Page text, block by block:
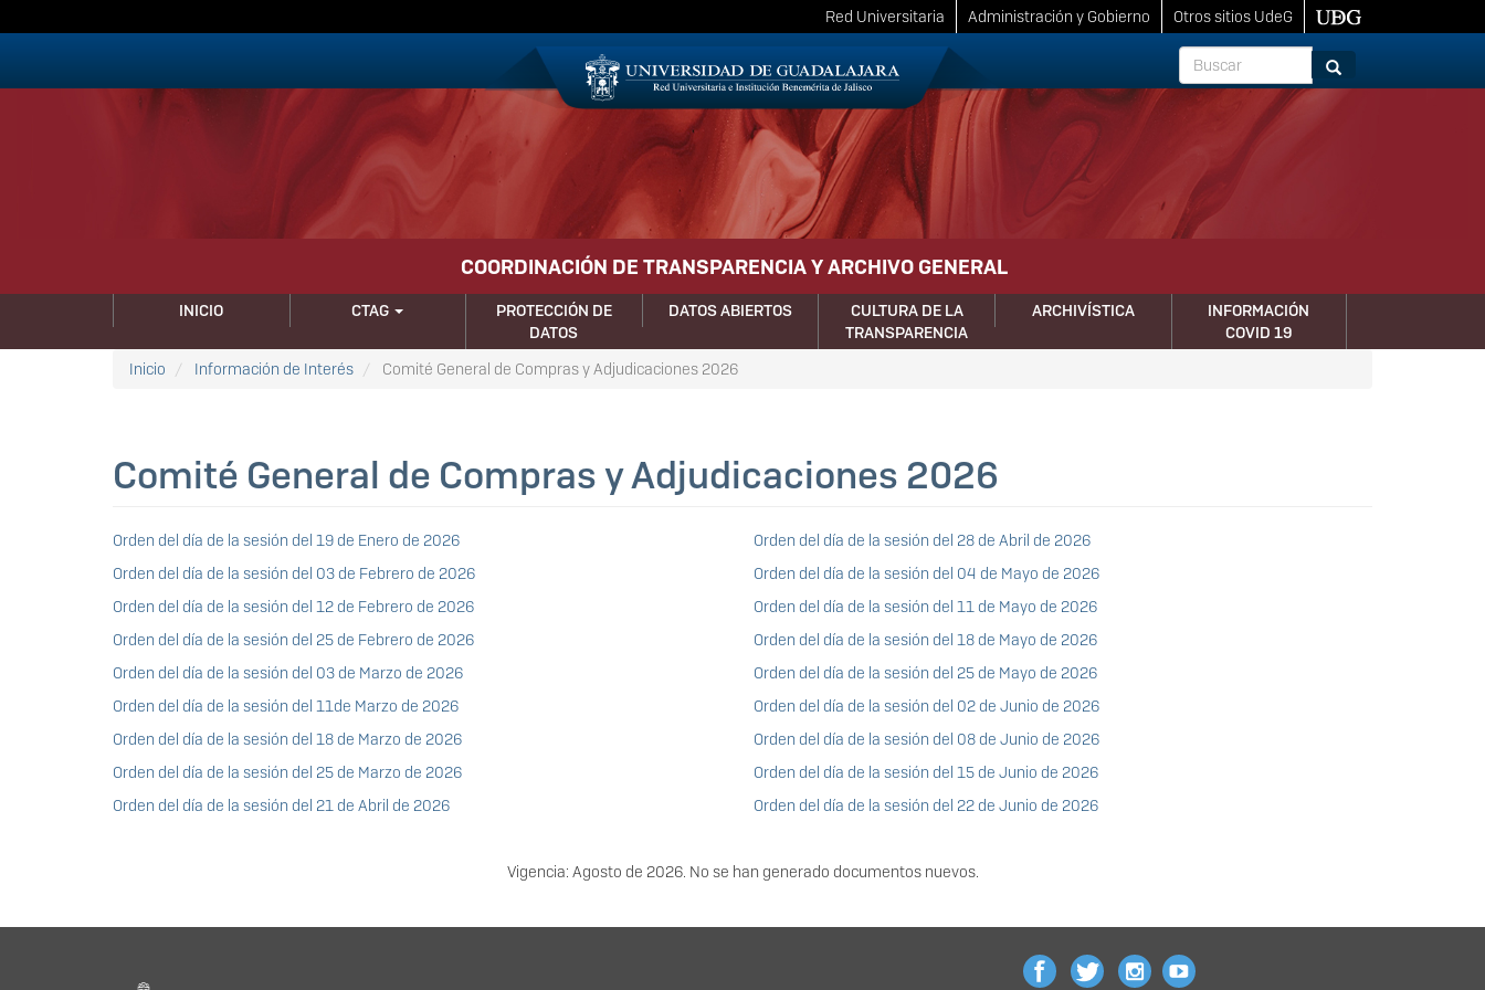
al
Red Universitaria Administración y Gobierno
Otros sitios UdeG
Buscar
Buscar
COORDINACIÓN DE TRANSPARENCIA Y ARCHIVO GENERAL
NAVEGACIÓN
PRINCIPAL
INICIO CTAG
PROTECCIÓN DE
DATOS
DATOS ABIERTOS
CULTURA DE LA
TRANSPARENCIA
ARCHIVÍSTICA
INFORMACIÓN
COVID 19
Inicio
Información de Interés Comité General de Compras y Adjudicaciones 2026
Comité General de Compras y Adjudicaciones 2026
Orden del día de la sesión del 19 de Enero de 2026
Orden del día de la sesión del 03 de Febrero de 2026
Orden del día de la sesión del 12 de Febrero de 2026
Orden del día de la sesión del 25 de Febrero de 2026
Orden del día de la sesión del 03 de Marzo de 2026
Orden del día de la sesión del 11de Marzo de 2026
Orden del día de la sesión del 18 de Marzo de 2026
Orden del día de la sesión del 25 de Marzo de 2026
Orden del día de la sesión del 21 de Abril de 2026
Orden del día de la sesión del 28 de Abril de 2026
Orden del día de la sesión del 04 de Mayo de 2026
Orden del día de la sesión del 11 de Mayo de 2026
Orden del día de la sesión del 18 de Mayo de 2026
Orden del día de la sesión del 25 de Mayo de 2026
Orden del día de la sesión del 02 de Junio de 2026
Orden del día de la sesión del 08 de Junio de 2026
Orden del día de la sesión del 15 de Junio de 2026
Orden del día de la sesión del 22 de Junio de 2026
Vigencia: Agosto de 2026. No se han generado documentos nuevos.